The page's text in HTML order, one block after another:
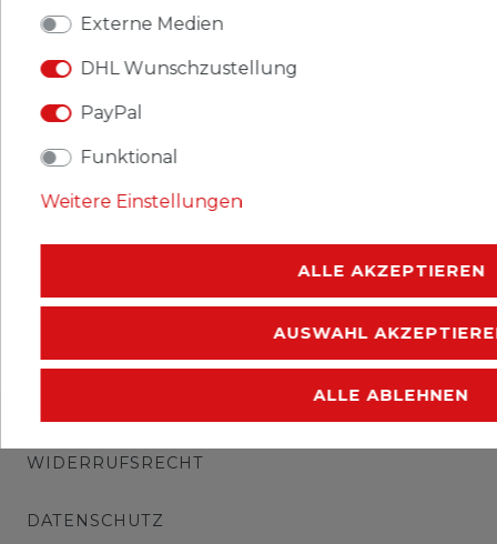
Ausgabeanlass: 2014 Papst Franziskus
Titel: Block854 (kompl.Ausg.)
Katalognummern: 854
Ausgabejahr: 2014
Erhaltung: postfrisch
WIDERRUFSRECHT
DATENSCHUTZ
Externe Medien
DHL Wunschzustellung
PayPal
Funktional
Weitere Einstellungen
ALLE AKZEPTIEREN
AUSWAHL
ALLE ABLEHNEN